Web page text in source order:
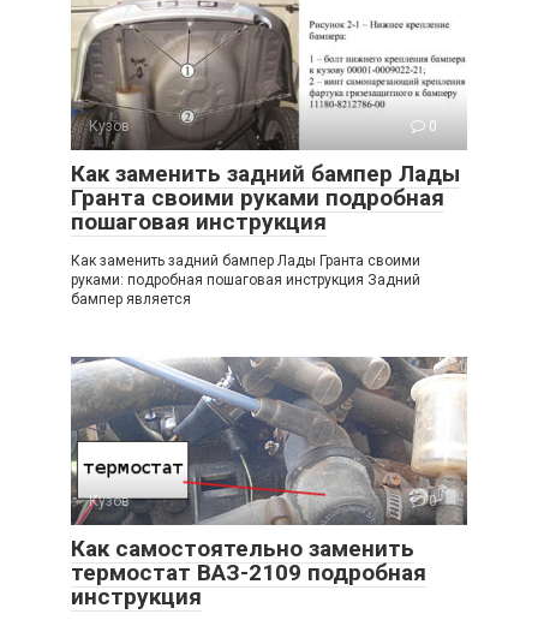
Кузов 0
Как заменить задний бампер Лады
Гранта своими руками подробная
пошаговая инструкция
Как заменить задний бампер Лады Гранта своими
руками: подробная пошаговая инструкция Задний
бампер является
Кузов 0
Как самостоятельно заменить
термостат ВАЗ-2109 подробная
инструкция